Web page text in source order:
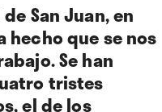
San Juan, en
hecho que se nos
Se han
tristes
el de los